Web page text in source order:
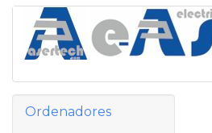
Ordenadores